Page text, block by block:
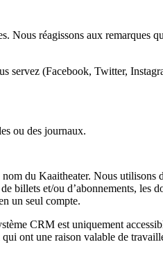
Nous réagissons aux remarques
servez (Facebook, Twitter,
ou des journaux.
nom du Kaaitheater. Nous utilisons
billets et/ou d’abonnements, les
un seul compte.
CRM est uniquement
ont une raison valable de